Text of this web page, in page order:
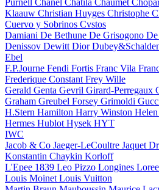
Klaauw Christian Huyges Christophe
Cuervo y Sobrinos Cvstos
Damiani De Bethune De Grisogono
Denissov Dewitt Dior
Ebel
F.P.Journe Fendi Fortis Franc Vila
Frederique Constant Frey Wille
Gerald Genta Gevril Girard-Perregaux
Graham Greubel Forsey Grimoldi
H.Stern Hamilton Harry Winston
Hermes Hublot Hysek HYT
IWC
Jacob & Co Jaeger-LeCoultre Jaquet
Konstantin Chaykin Korloff
L'Epee 1839 Leo Pizzo Longines
Louis Moinet Louis Vuitton